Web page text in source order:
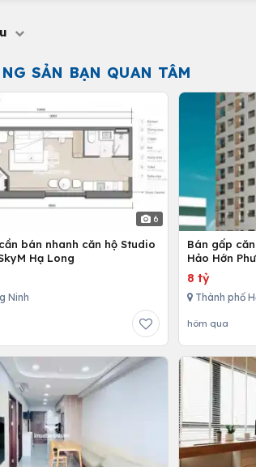
SẢN BẠN QUAN TÂM
6
bán nhanh căn hộ Studio
Hạ Long
Ninh
Bán gấp
Hảo Hớn
8 tỷ
Thành phố
hôm qua